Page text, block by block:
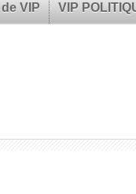
VIP VIP